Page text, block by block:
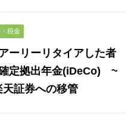
税金
ーリーリタイアした者
定拠出年金(iDeCo) ~
証券への移管